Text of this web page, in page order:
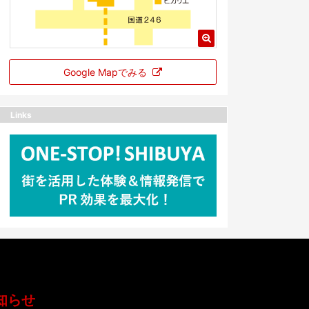
Google Mapでみる
Links
らせ